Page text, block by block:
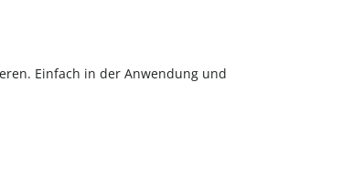
Einfach in der Anwendung und